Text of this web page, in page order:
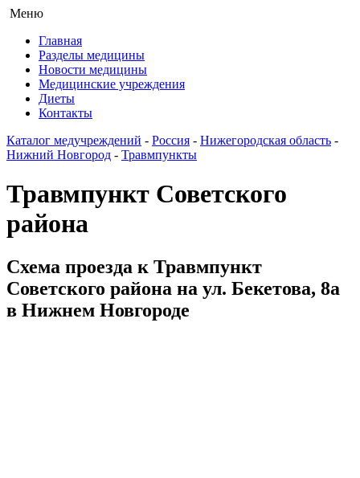
Меню
Главная
Разделы медицины
Новости медицины
Медицинские учреждения
Диеты
Контакты
Каталог медучреждений - Россия - Нижегородская область -
Нижний Новгород - Травмпункты
Травмпункт Советского
района
Схема проезда к Травмпункт
Советского района на ул. Бекетова, 8а
в Нижнем Новгороде